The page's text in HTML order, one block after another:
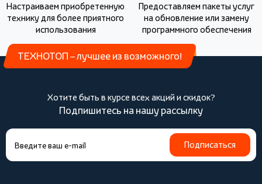
Настраиваем приобретенную
технику для более приятного
использования
Предоставляем пакеты услуг
на обновление или замену
программного обеспечения
ТЕХНОТОП – лучшее из возможного!
Хотите быть в курсе всех акций и скидок?
Подпишитесь на нашу рассылку
Подписаться